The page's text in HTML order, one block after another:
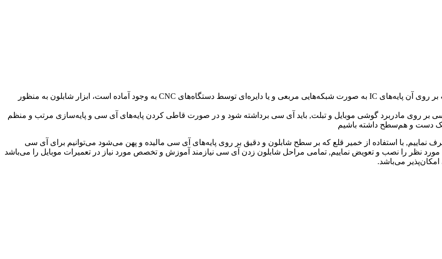
قطعه‌ای است که به صورت ورقه‌های فلزی که بر روی آن پایه‌های IC به صورت شبکه‌هایی مربعی و یا دایره‌ای توسط‌ دستگاه‌های CNC به وجود آماده است، ابزار شابلون به منظور
روی مادربرد گوشی موبایل و تبلت, باید آی سی برداشته شود و در صورت قاطی کردن پایه‌های آی سی و پایه‌سازی مرتب و منظم
یک دست و هم‌سطح داشته باشیم
با استفاده از خمیر قلع که بر سطح شابلون و دقیق بر روی پایه‌های آی سی مالیده و پهن می‌شود می‌توانیم برای آی سی
مورد نظر را نصب و تعویض نماییم, تمامی مراحل شابلون زدن آی سی نیازمند آموزش و تخصص مورد نیاز در تعمیرات موبایل را می‌باشد
امکان‌پذیر می‌باشد.